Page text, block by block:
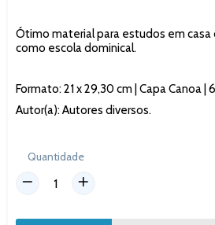
Ótimo material para estudos em casa
como escola dominical.
Formato: 21 x 29,30 cm | Capa Canoa |
Autor(a): Autores diversos.
Quantidade